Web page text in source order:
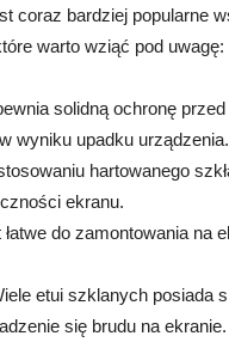
coraz bardziej popularne
warto wziąć pod uwagę:
solidną ochronę
wyniku upadku urządzenia.
hartowanego
ekranu.
do zamontowania na
etui szklanych posiada
się brudu na ekranie.